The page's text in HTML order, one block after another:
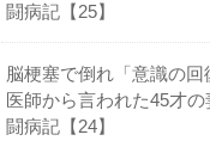
闘病記【25】
脳梗塞で倒れ「意識の回
医師から言われた45才
闘病記【24】